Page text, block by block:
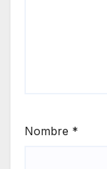
Nombre *